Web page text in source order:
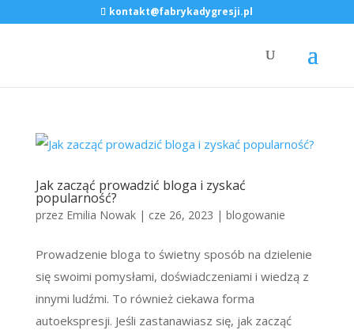
kontakt@fabrykadygresji.pl
Jak zacząć prowadzić bloga i zyskać
popularność?
przez Emilia Nowak| cze 26, 2023 | blogowanie
Prowadzenie bloga to świetny sposób na dzielenie
się swoimi pomysłami, doświadczeniami i wiedzą z
innymi ludźmi. To również ciekawa forma
autoekspresji. Jeśli zastanawiasz się, jak zacząć